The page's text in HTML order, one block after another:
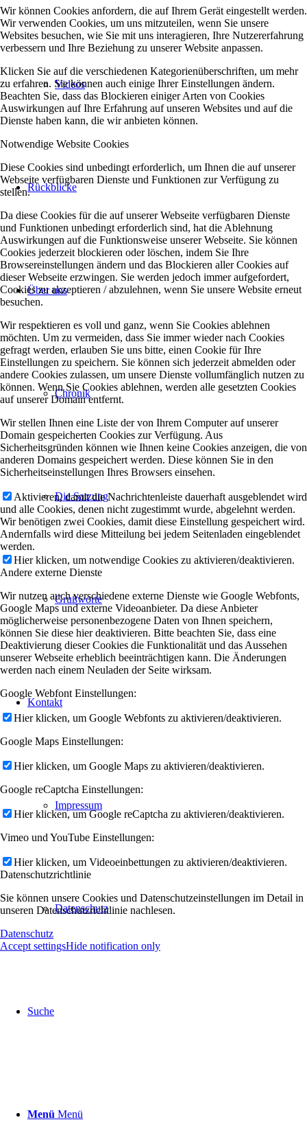
Videos
Rückblicke
Über uns
Chronik
Die Satzung
Grußworte
Kontakt
Impressum
Datenschutz
Suche
Menü Menü
Wir können Cookies anfordern, die auf Ihrem Gerät eingestellt werden.
Wir verwenden Cookies, um uns mitzuteilen, wenn Sie unsere
Websites besuchen, wie Sie mit uns interagieren, Ihre Nutzererfahrung
verbessern und Ihre Beziehung zu unserer Website anpassen.
Klicken Sie auf die verschiedenen Kategorienüberschriften, um mehr
zu erfahren. Sie können auch einige Ihrer Einstellungen ändern.
Beachten Sie, dass das Blockieren einiger Arten von Cookies
Auswirkungen auf Ihre Erfahrung auf unseren Websites und auf die
Dienste haben kann, die wir anbieten können.
Notwendige Website Cookies
Diese Cookies sind unbedingt erforderlich, um Ihnen die auf unserer
Webseite verfügbaren Dienste und Funktionen zur Verfügung zu
stellen.
Da diese Cookies für die auf unserer Webseite verfügbaren Dienste
und Funktionen unbedingt erforderlich sind, hat die Ablehnung
Auswirkungen auf die Funktionsweise unserer Webseite. Sie können
Cookies jederzeit blockieren oder löschen, indem Sie Ihre
Browsereinstellungen ändern und das Blockieren aller Cookies auf
dieser Webseite erzwingen. Sie werden jedoch immer aufgefordert,
Cookies zu akzeptieren / abzulehnen, wenn Sie unsere Website erneut
besuchen.
Wir respektieren es voll und ganz, wenn Sie Cookies ablehnen
möchten. Um zu vermeiden, dass Sie immer wieder nach Cookies
gefragt werden, erlauben Sie uns bitte, einen Cookie für Ihre
Einstellungen zu speichern. Sie können sich jederzeit abmelden oder
andere Cookies zulassen, um unsere Dienste vollumfänglich nutzen zu
können. Wenn Sie Cookies ablehnen, werden alle gesetzten Cookies
auf unserer Domain entfernt.
Wir stellen Ihnen eine Liste der von Ihrem Computer auf unserer
Domain gespeicherten Cookies zur Verfügung. Aus
Sicherheitsgründen können wie Ihnen keine Cookies anzeigen, die von
anderen Domains gespeichert werden. Diese können Sie in den
Sicherheitseinstellungen Ihres Browsers einsehen.
Aktivieren, damit die Nachrichtenleiste dauerhaft ausgeblendet wird
und alle Cookies, denen nicht zugestimmt wurde, abgelehnt werden.
Wir benötigen zwei Cookies, damit diese Einstellung gespeichert wird.
Andernfalls wird diese Mitteilung bei jedem Seitenladen eingeblendet
werden.
Hier klicken, um notwendige Cookies zu aktivieren/deaktivieren.
Andere externe Dienste
Wir nutzen auch verschiedene externe Dienste wie Google Webfonts,
Google Maps und externe Videoanbieter. Da diese Anbieter
möglicherweise personenbezogene Daten von Ihnen speichern,
können Sie diese hier deaktivieren. Bitte beachten Sie, dass eine
Deaktivierung dieser Cookies die Funktionalität und das Aussehen
unserer Webseite erheblich beeinträchtigen kann. Die Änderungen
werden nach einem Neuladen der Seite wirksam.
Google Webfont Einstellungen:
Hier klicken, um Google Webfonts zu aktivieren/deaktivieren.
Google Maps Einstellungen:
Hier klicken, um Google Maps zu aktivieren/deaktivieren.
Google reCaptcha Einstellungen:
Hier klicken, um Google reCaptcha zu aktivieren/deaktivieren.
Vimeo und YouTube Einstellungen:
Hier klicken, um Videoeinbettungen zu aktivieren/deaktivieren.
Datenschutzrichtlinie
Sie können unsere Cookies und Datenschutzeinstellungen im Detail in
unseren Datenschutzrichtlinie nachlesen.
Datenschutz
Accept settingsHide notification only